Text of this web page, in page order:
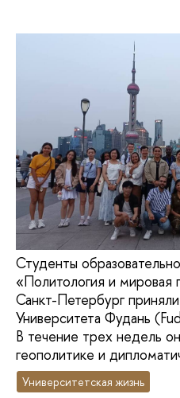
Студенты
«Политология и
Санкт-Петербург
Университета Фудань
В течение трех недель
геополитике и
Университетская жизнь